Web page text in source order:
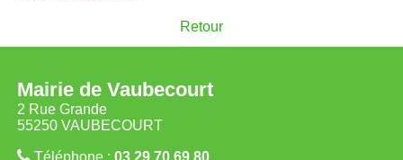
Retour
Mairie de Vaubecourt
2 Rue Grande
55250 VAUBECOURT
Téléphone : 03.29.70.69.80